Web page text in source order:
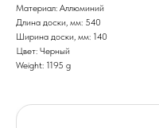
Материал: Аллюминий
Длина доски, мм: 540
Ширина доски, мм: 140
Цвет: Черный
Weight: 1195 g